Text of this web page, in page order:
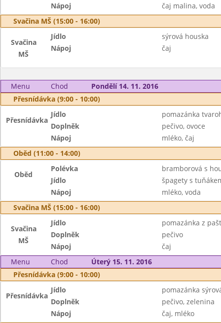
Nápoj
čaj malina, voda
Svačina MŠ (15:00 - 16:00)
Svačina
MŠ
Jídlo
sýrová houska
Nápoj
čaj
Menu Chod
Pondělí 14. 11. 2016
Přesnídávka (9:00 - 10:00)
Přesnídávka
Jídlo
pomazánka
Doplněk
pečivo, ovoce
Nápoj
mléko, čaj
Oběd (11:00 - 14:00)
Oběd
Polévka
bramborová s
Jídlo
špagety s
Nápoj
mléko, voda
Svačina MŠ (15:00 - 16:00)
Svačina
MŠ
Jídlo
pomazánka z
Doplněk
pečivo
Nápoj
čaj
Menu
Chod
Úterý 15. 11. 2016
Přesnídávka (9:00 - 10:00)
Přesnídávka
Jídlo
pomazánka
Doplněk
pečivo, zelenina
Nápoj
čaj, mléko